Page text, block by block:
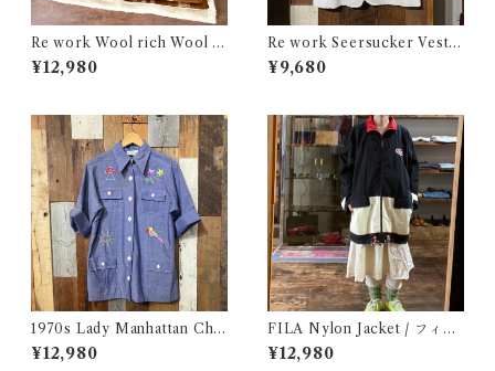
Re work Wool rich Wool B
oa Vest / リワーク ウールリ
ッチ ウール ボア ベスト 古着
¥12,980
Re work Seersucker Vest /
リワーク シアサッカー ベスト
古着
¥9,680
1970s Lady Manhattan Cha
mbray Shirt Jacket / 70年代
レディー マンハッタン シャツ
¥12,980
FILA Nylon Jacket / フィラ
ナイロン ジャケット 古着
¥12,980